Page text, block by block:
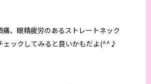
痛、眼精疲労のあるストレートネック
ェックしてみると良いかもだよ(^^♪